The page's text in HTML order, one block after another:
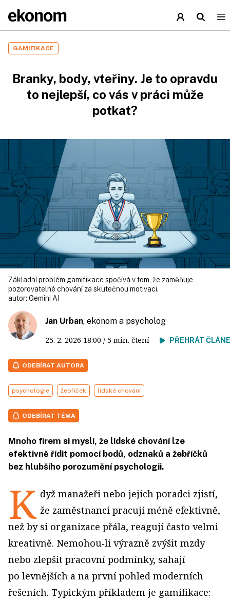
GAMIFIKACE
Branky, body, vteřiny. Je to opravdu
to nejlepší, co vás v práci může
potkat?
Základní problém gamifikace spočívá v tom, že zaměňuje
pozorovatelné chování za skutečnou motivaci.
autor: Gemini AI
Jan Urban, ekonom a psycholog
25. 2. 2026 18:00 / 5 min. čtení PŘEHRÁT
ODEBÍRAT AUTORA
psychologie žebříček lidské chování
ODEBÍRAT TÉMA
Mnoho firem si myslí, že lidské chování lze
efektivně řídit pomocí bodů, odznaků a žebříčků
bez hlubšího porozumění psychologii.
K dyž manažeři nebo jejich poradci zjistí,
že zaměstnanci pracují méně efektivně,
než by si organizace přála, reagují často velmi
kreativně. Nemohou‑li výrazně zvýšit mzdy
nebo zlepšit pracovní podmínky, sahají
po levnějších a na první pohled moderních
řešeních. Typickým příkladem je gamifikace: